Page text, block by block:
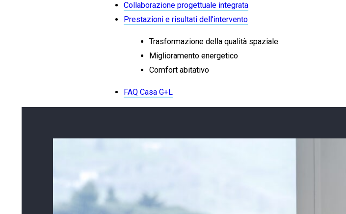
Collaborazione progettuale integrata
Prestazioni e risultati dell’intervento
Trasformazione della qualità spaziale
Miglioramento energetico
Comfort abitativo
FAQ Casa G+L